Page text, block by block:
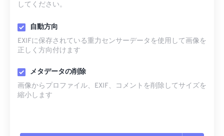
してください。
自動方向
EXIFに保存されている重力センサーデータを使用して画像を
正しく方向付けます
メタデータの削除
画像からプロファイル、EXIF、コメントを削除してサイズを
縮小します